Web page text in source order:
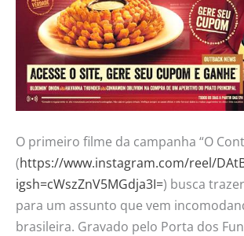
O primeiro filme da campanha “O
(https://www.instagram.com/reel/
igsh=cWszZnV5MGdja3I=) busca
para um assunto que vem
brasileira. Gravado pelo Porta dos